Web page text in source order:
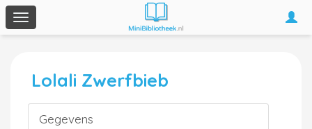
Toggle
navigation
Lolali Zwerfbieb
Gegevens